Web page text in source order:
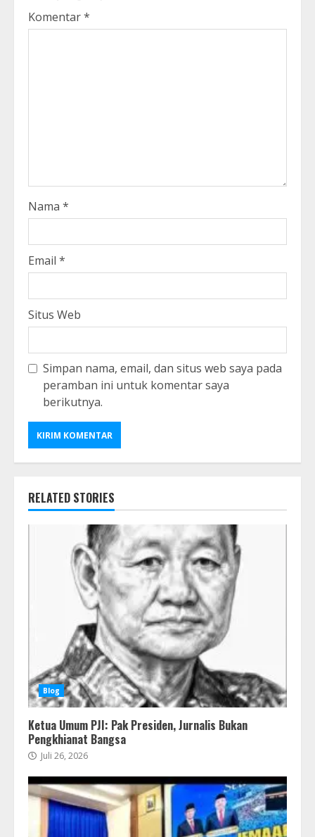
Komentar*
Nama *
Email *
Situs Web
Simpan nama, email, dan situs web saya pada
peramban ini untuk komentar saya
berikutnya.
RELATED STORIES
Blog
Ketua Umum PJI: Pak Presiden, Jurnalis Bukan
Pengkhianat Bangsa
Juli 26, 2026